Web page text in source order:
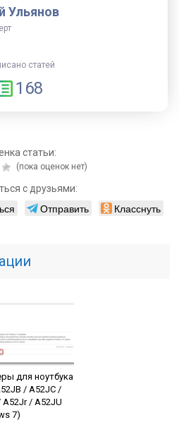
Ульянов
статей
168
статьи:
(пока оценок нет)
с друзьями:
Отправить Класснуть
для ноутбука
/ A52JC /
A52Jr / A52JU
7)